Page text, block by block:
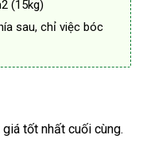
(15kg)
sau, chỉ việc bóc
tốt nhất cuối cùng.